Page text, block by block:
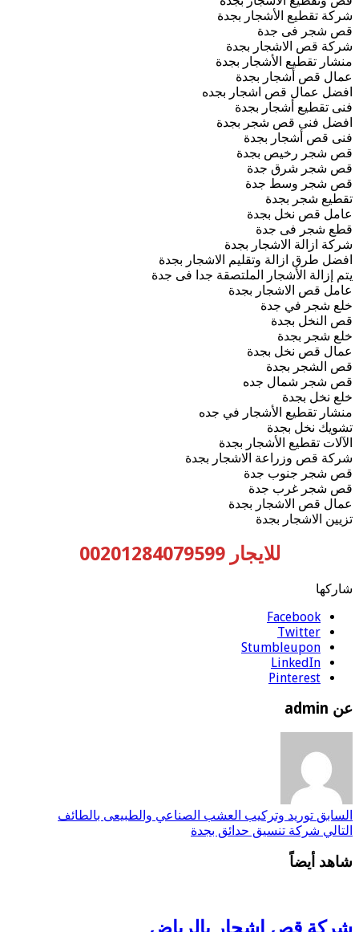
شركة تقطيع الأشجار بجدة
قص شجر فى جدة
شركة قص الاشجار بجدة
منشار تقطيع الأشجار بجدة
عمال قص أشجار بجدة
افضل عمال قص اشجار بجده
فنى تقطيع أشجار بجدة
افضل فنى قص شجر بجدة
فنى قص أشجار بجدة
قص شجر رخيص بجدة
قص شجر شرق جدة
قص شجر وسط جدة
تقطيع شجر بجدة
عامل قص نخل بجدة
قطع شجر فى جدة
شركة ازالة الاشجار بجدة
افضل طرق ازالة وتقليم الاشجار بجدة
يتم إزالة الأشجار الملتصقة جدا فى جدة
عامل قص الاشجار بجدة
خلع شجر في جدة
قص النخل بجدة
خلع شجر بجدة
عمال قص نخل بجدة
قص الشجر بجدة
قص شجر شمال جده
خلع نخل بجدة
منشار تقطيع الأشجار في جده
تشويك نخل بجدة
الآلات تقطيع الأشجار بجدة
شركة قص وزراعة الاشجار بجدة
قص شجر جنوب جدة
قص شجر غرب جدة
عمال قص الاشجار بجدة
تزيين الاشجار بجدة
للايجار 00201284079599
شاركها
Facebook
Twitter
Stumbleupon
LinkedIn
Pinterest
عن admin
السابق توريد وتركيب العشب الصناعي والطبيعى بالطائف
التالي شركة تنسيق حدائق بجدة
شاهد أيضاً